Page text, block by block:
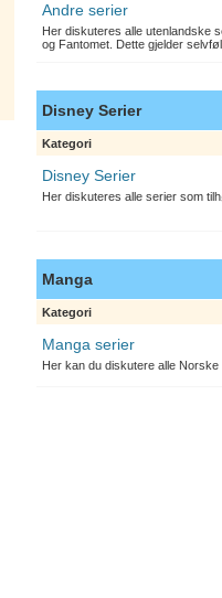
Andre serier
Her diskuteres alle utenlandske
og Fantomet. Dette gjelder
Disney Serier
Kategori
Disney Serier
Her diskuteres alle serier som
Manga
Kategori
Manga serier
Her kan du diskutere alle Norske